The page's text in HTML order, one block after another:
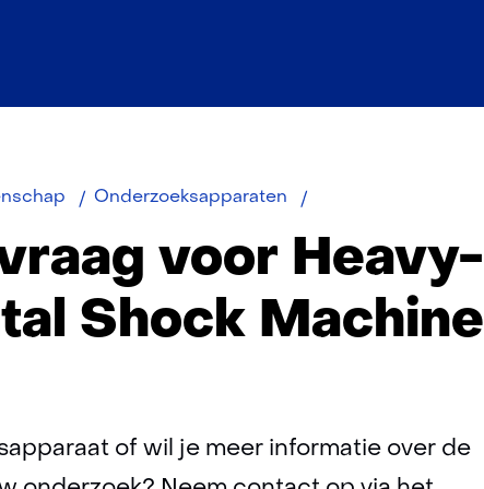
Onderzoeksapparaten
Informatie-
voor Heavy-
Shock Machine
of wil je meer informatie over de